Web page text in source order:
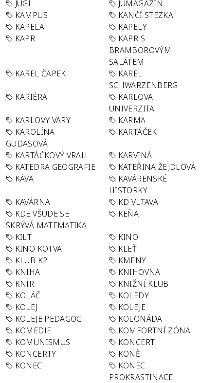
JUGI
JUMAGAZÍN
KAMPUS
KANČÍ STEZKA
KAPELA
KAPELY
KAPR
KAPR S
BRAMBOROVÝM
SALÁTEM
KAREL ČAPEK
KAREL
SCHWARZENBERG
KARIÉRA
KARLOVA
UNIVERZITA
KARLOVY VARY
KARMA
KAROLÍNA
GUDASOVÁ
KARTÁČEK
KARTÁČKOVÝ VRAH
KARVINÁ
KATEDRA GEOGRAFIE
KATEŘINA ŽEJDLOVÁ
KÁVA
KAVÁRENSKÉ
HISTORKY
KAVÁRNA
KD VLTAVA
KDE VŠUDE SE
SKRÝVÁ MATEMATIKA
KEŇA
KILT
KINO
KINO KOTVA
KLEŤ
KLUB K2
KMENY
KNIHA
KNIHOVNA
KNÍR
KNIŽNÍ KLUB
KOLÁČ
KOLEDY
KOLEJ
KOLEJE
KOLEJE PEDAGOG
KOLONÁDA
KOMEDIE
KOMFORTNÍ ZÓNA
KOMUNISMUS
KONCERT
KONCERTY
KONĚ
KONEC
KONEC
PROKRASTINACE